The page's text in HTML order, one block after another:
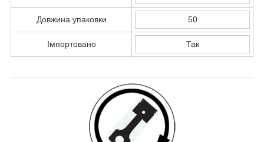
Довжина упаковки 50
Імпортовано Так